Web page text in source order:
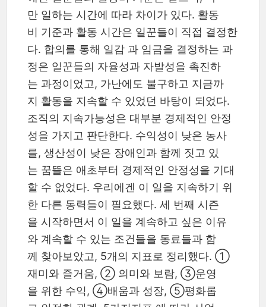
만 일하는 시간에 따라 차이가 있다. 활동
비 기준과 활동 시간은 일꾼들이 직접 결정한
다. 합의를 통해 일감 과 임금을 결정하는 과
정은 일꾼들의 자율성과 자발성을 촉진하
는 과정이었고, 가난에도 불구하고 지금까
지 활동을 지속할 수 있었던 바탕이 되었다.
조직의 지속가능성은 대부분 경제적인 안정
성을 가지고 판단한다. 수익성이 낮은 농사
를, 생산성이 낮은 장애인과 함께 짓고 있
는 꿈뜰은 애초부터 경제적인 안정성을 기대
할 수 없었다. 우리에겐 이 일을 지속하기 위
한 다른 동력들이 필요했다. 세 번째 시즌
을 시작하면서 이 일을 계속하고 싶은 이유
와 계속할 수 있는 조건들을 동료들과 함
께 찾아보았고, 5개의 지표로 정리했다. ①
재미와 즐거움, ② 의미와 보람, ③운영
을 위한 수익, ④배움과 성장, ⑤평화롭